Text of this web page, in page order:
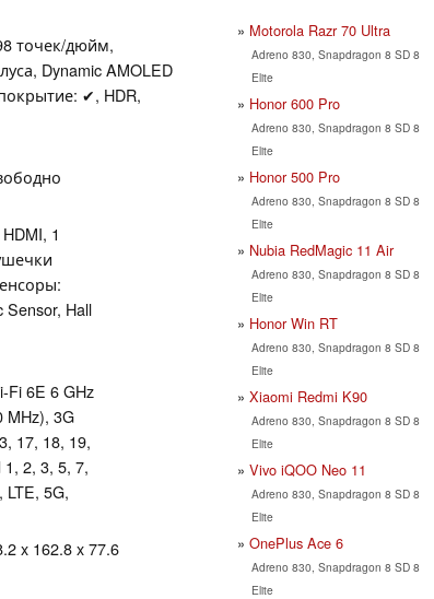
точек/дюйм,
Dynamic AMOLED
✔, HDR,
1
Sensor, Hall
Fi 6E 6 GHz
MHz), 3G
17, 18, 19,
2, 3, 5, 7,
LTE, 5G,
x 162.8 x 77.6
Motorola Razr 70 Ultra
Adreno 830, Snapdragon 8 SD 8
Elite
Honor 600 Pro
Adreno 830, Snapdragon 8 SD 8
Elite
Honor 500 Pro
Adreno 830, Snapdragon 8 SD 8
Elite
Nubia RedMagic 11 Air
Adreno 830, Snapdragon 8 SD 8
Elite
Honor Win RT
Adreno 830, Snapdragon 8 SD 8
Elite
Xiaomi Redmi K90
Adreno 830, Snapdragon 8 SD 8
Elite
Vivo iQOO Neo 11
Adreno 830, Snapdragon 8 SD 8
Elite
OnePlus Ace 6
Adreno 830, Snapdragon 8 SD 8
Elite